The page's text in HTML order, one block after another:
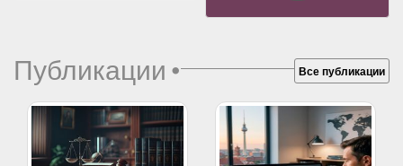
Публикации• Все публикации